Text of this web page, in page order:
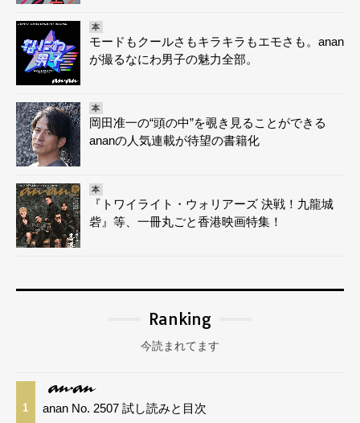
本
モードもクールさもキラキラもエモさも。anan
が撮るなにわ男子の魅力全部。
本
岡田准一の“頭の中”を覗き見ることができる
ananの人気連載が待望の書籍化
本
『トワイライト・ウォリアーズ 決戦！九龍城
砦』等、一冊丸ごと香港映画特集！
Ranking
今読まれてます
1 anan No. 2507 試し読みと目次